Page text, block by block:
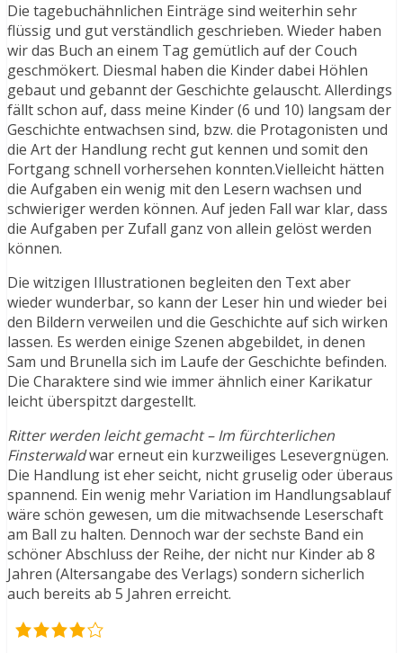
Die tagebuchähnlichen Einträge sind weiterhin sehr
flüssig und gut verständlich geschrieben. Wieder haben
wir das Buch an einem Tag gemütlich auf der Couch
geschmökert. Diesmal haben die Kinder dabei Höhlen
gebaut und gebannt der Geschichte gelauscht. Allerdings
fällt schon auf, dass meine Kinder (6 und 10) langsam der
Geschichte entwachsen sind, bzw. die Protagonisten und
die Art der Handlung recht gut kennen und somit den
Fortgang schnell vorhersehen konnten.Vielleicht hätten
die Aufgaben ein wenig mit den Lesern wachsen und
schwieriger werden können. Auf jeden Fall war klar, dass
die Aufgaben per Zufall ganz von allein gelöst werden
können.
Die witzigen Illustrationen begleiten den Text aber
wieder wunderbar, so kann der Leser hin und wieder bei
den Bildern verweilen und die Geschichte auf sich wirken
lassen. Es werden einige Szenen abgebildet, in denen
Sam und Brunella sich im Laufe der Geschichte befinden.
Die Charaktere sind wie immer ähnlich einer Karikatur
leicht überspitzt dargestellt.
Ritter werden leicht gemacht – Im fürchterlichen
Finsterwaldwar erneut ein kurzweiliges Lesevergnügen.
Die Handlung ist eher seicht, nicht gruselig oder überaus
spannend. Ein wenig mehr Variation im Handlungsablauf
wäre schön gewesen, um die mitwachsende Leserschaft
am Ball zu halten. Dennoch war der sechste Band ein
schöner Abschluss der Reihe, der nicht nur Kinder ab 8
Jahren (Altersangabe des Verlags) sondern sicherlich
auch bereits ab 5 Jahren erreicht.